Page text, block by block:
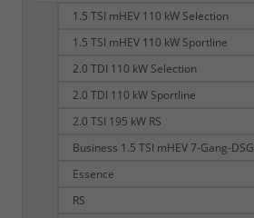
1.5 TSI mHEV 110 kW Selection
1.5 TSI mHEV 110 kW Sportline
2.0 TDI 110 kW Selection
2.0 TDI 110 kW Sportline
2.0 TSI 195 kW RS
Business 1.5 TSI mHEV 7-Gang-DSG
Essence
RS